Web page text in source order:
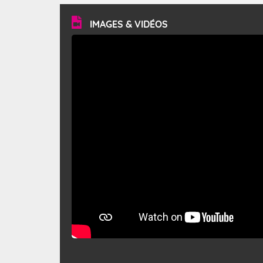
vitesse moyenne de 50 km/h et atteindre 80 à 100 km/h
en rafales, parfois davantage. Il parcourt la basse vallée
du Rhône et la Provence et envahit le littoral
méditerranéen à partir de la Camargue.
IMAGES & VIDÉOS